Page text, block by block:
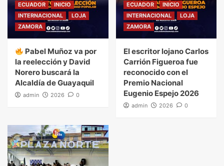
ECUADOR
INICIO
INTERNACIONAL
LOJA
ZAMORA
Pabel Muñoz va por
la reelección y David
Norero buscará la
Alcaldía de Guayaquil
admin 2026 0
ECUADOR
INICIO
INTERNACIONAL
LOJA
ZAMORA
El escritor lojano Carlos
Carrión Figueroa fue
reconocido con el
Premio Nacional
Eugenio Espejo 2026
admin 2026 0